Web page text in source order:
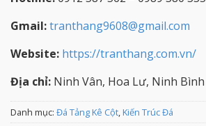
Gmail:tranthang9608@gmail.com
Website: https://tranthang.com.vn/
Địa chỉ: Ninh Vân, Hoa Lư, Ninh Bình
Danh mục: Đá Tảng Kê Cột,Kiến Trúc Đá